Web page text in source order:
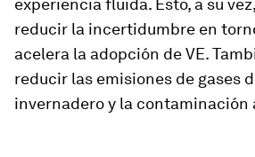
experiencia fluida. Esto, a su
reducir la incertidumbre en
acelera la adopción de VE.
reducir las emisiones de gases
invernadero y la contaminación